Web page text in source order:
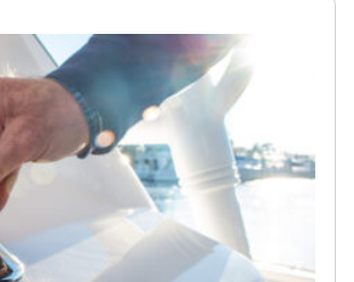
BOW PRO-thrustrar